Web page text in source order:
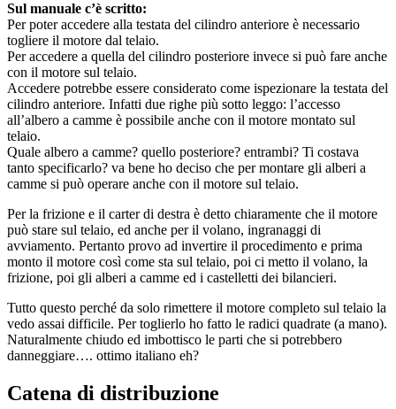
Sul manuale c’è scritto:
Per poter accedere alla testata del cilindro anteriore è necessario
togliere il motore dal telaio.
Per accedere a quella del cilindro posteriore invece si può fare anche
con il motore sul telaio.
Accedere potrebbe essere considerato come ispezionare la testata del
cilindro anteriore. Infatti due righe più sotto leggo: l’accesso
all’albero a camme è possibile anche con il motore montato sul
telaio.
Quale albero a camme? quello posteriore? entrambi? Ti costava
tanto specificarlo? va bene ho deciso che per montare gli alberi a
camme si può operare anche con il motore sul telaio.
Per la frizione e il carter di destra è detto chiaramente che il motore
può stare sul telaio, ed anche per il volano, ingranaggi di
avviamento. Pertanto provo ad invertire il procedimento e prima
monto il motore così come sta sul telaio, poi ci metto il volano, la
frizione, poi gli alberi a camme ed i castelletti dei bilancieri.
Tutto questo perché da solo rimettere il motore completo sul telaio la
vedo assai difficile. Per toglierlo ho fatto le radici quadrate (a mano).
Naturalmente chiudo ed imbottisco le parti che si potrebbero
danneggiare…. ottimo italiano eh?
Catena di distribuzione